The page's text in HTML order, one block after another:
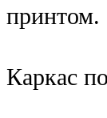
принтом.
Каркас